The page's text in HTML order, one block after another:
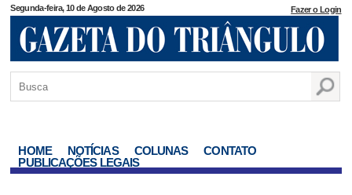
Segunda-feira, 10 de Agosto de 2026 Fazer o Login
HOME NOTÍCIAS COLUNAS
CONTATO
PUBLICAÇÕES LEGAIS